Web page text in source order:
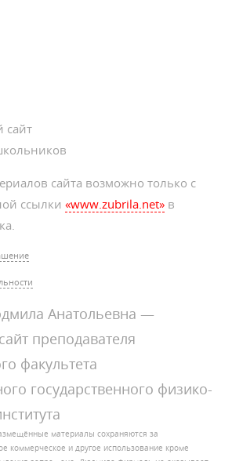
сайт
сайта возможно только с
ссылки«www.zubrila.net» в
Анатольевна —
преподавателя
факультета
государственного физико-
материалы сохраняются за
коммерческое и другое использование кроме